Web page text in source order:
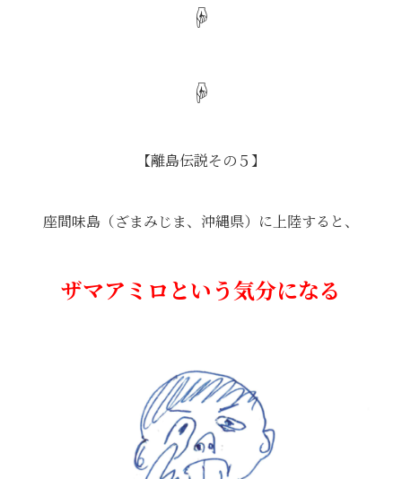
☟
☟
【離島伝説その５】
座間味島（ざまみじま、沖縄県）に上陸すると、
ザマアミロという気分になる